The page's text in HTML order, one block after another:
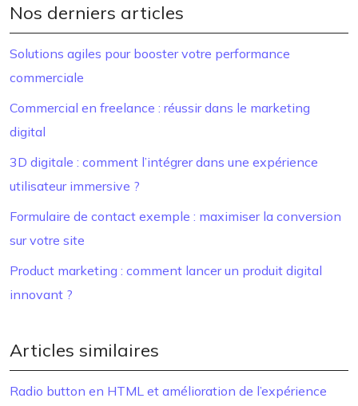
Nos derniers articles
Solutions agiles pour booster votre performance
commerciale
Commercial en freelance : réussir dans le marketing
digital
3D digitale : comment l’intégrer dans une expérience
utilisateur immersive ?
Formulaire de contact exemple : maximiser la conversion
sur votre site
Product marketing : comment lancer un produit digital
innovant ?
Articles similaires
Radio button en HTML et amélioration de l’expérience